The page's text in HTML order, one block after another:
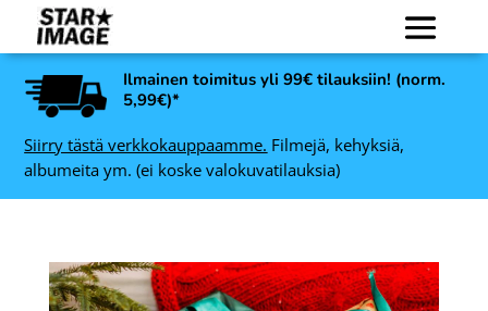
Ilmainen toimitus yli 99€ tilauksiin! (norm.
5,99€)*
Siirry tästä verkkokauppaamme. Filmejä, kehyksiä,
albumeita ym. (ei koske valokuvatilauksia)